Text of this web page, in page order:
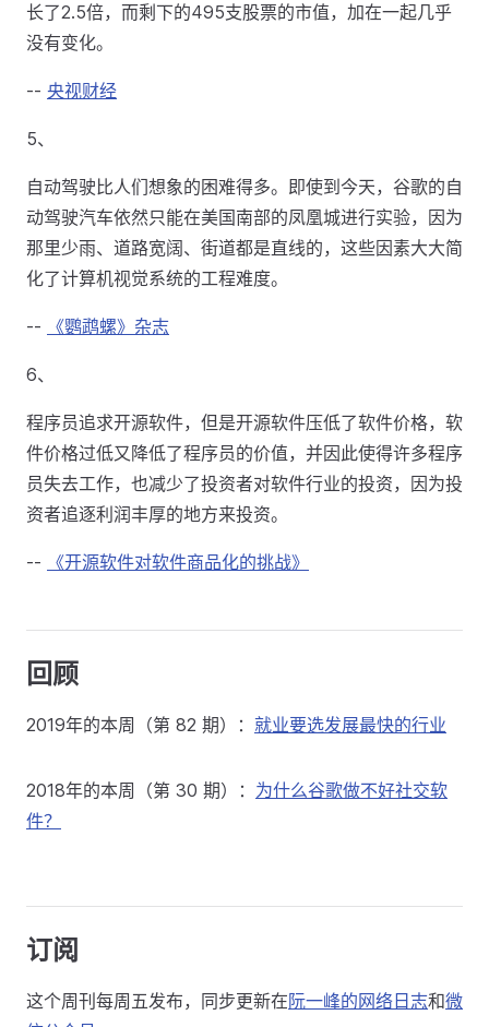
长了2.5倍，而剩下的495支股票的市值，加在一起几乎
没有变化。
-- 央视财经
5、
自动驾驶比人们想象的困难得多。即使到今天，谷歌的自
动驾驶汽车依然只能在美国南部的凤凰城进行实验，因为
那里少雨、道路宽阔、街道都是直线的，这些因素大大简
化了计算机视觉系统的工程难度。
-- 《鹦鹉螺》杂志
6、
程序员追求开源软件，但是开源软件压低了软件价格，软
件价格过低又降低了程序员的价值，并因此使得许多程序
员失去工作，也减少了投资者对软件行业的投资，因为投
资者追逐利润丰厚的地方来投资。
-- 《开源软件对软件商品化的挑战》
回顾
2019年的本周（第 82 期）： 就业要选发展最快的行业
2018年的本周（第 30 期）： 为什么谷歌做不好社交软
件？
订阅
这个周刊每周五发布，同步更新在阮一峰的网络日志和微